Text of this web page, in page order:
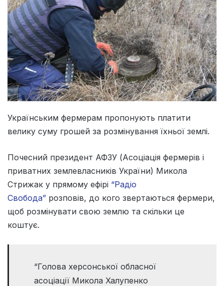
Українським фермерам пропонують платити
велику суму грошей за розмінування їхньої землі.
Почесний президент АФЗУ (Асоціація фермерів і
приватних землевласників України) Микола
Стрижак у прямому ефірі “Радіо
Свобода” розповів, до кого звертаються фермери,
щоб розмінувати свою землю та скільки це
коштує.
“Голова херсонської обласної
асоціації Микола Халупенко